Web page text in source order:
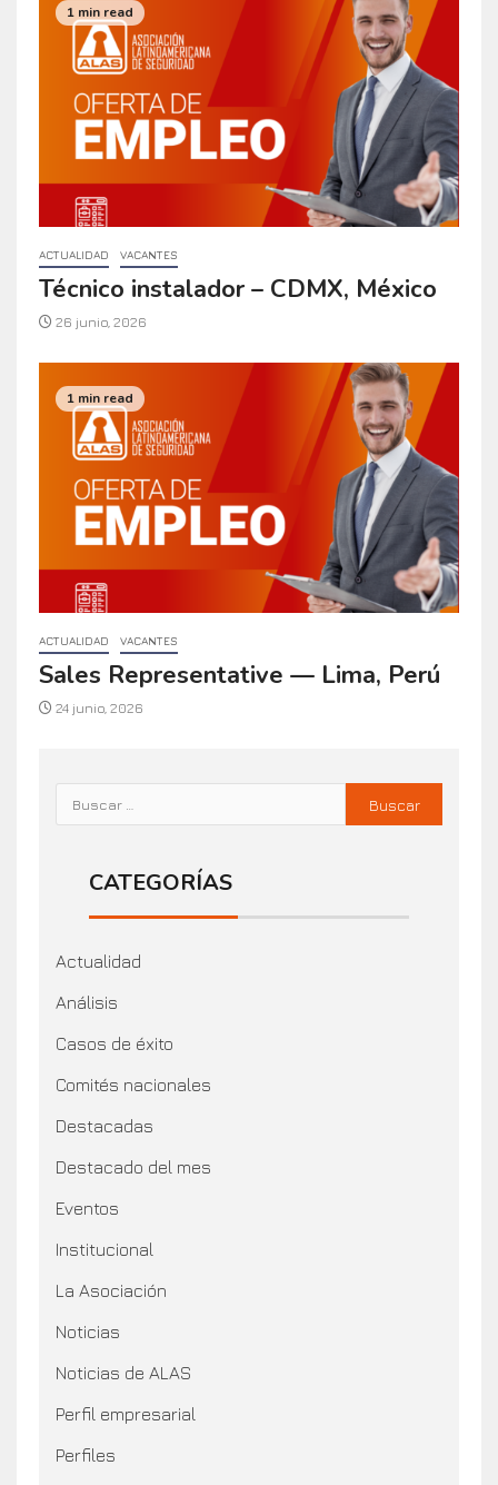
1 min read
ACTUALIDAD VACANTES
Técnico instalador – CDMX, México
26 junio, 2026
1 min read
ACTUALIDAD VACANTES
Sales Representative — Lima, Perú
24 junio, 2026
CATEGORÍAS
Actualidad
Análisis
Casos de éxito
Comités nacionales
Destacadas
Destacado del mes
Eventos
Institucional
La Asociación
Noticias
Noticias de ALAS
Perfil empresarial
Perfiles